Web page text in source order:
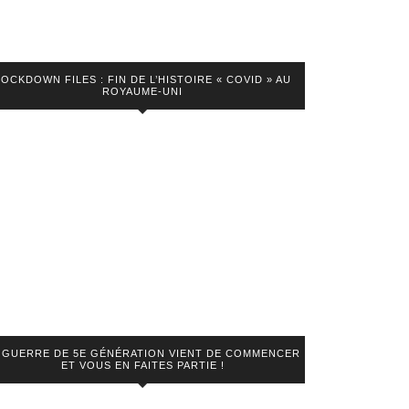
FILES : FIN DE L’HISTOIRE « COVID » AU
ROYAUME-UNI
GUERRE DE 5E GÉNÉRATION VIENT DE COMMENCER
ET VOUS EN FAITES PARTIE !